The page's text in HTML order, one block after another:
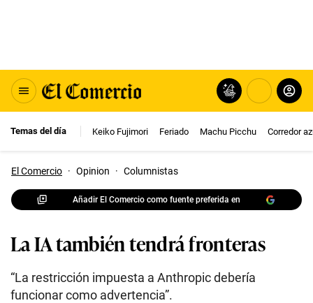
Temas del día Keiko Fujimori Feriado Machu Picchu Corredor
El Comercio · Opinion · Columnistas
Añadir El Comercio como fuente preferida en
La IA también tendrá fronteras
“La restricción impuesta a Anthropic debería
funcionar como advertencia”.